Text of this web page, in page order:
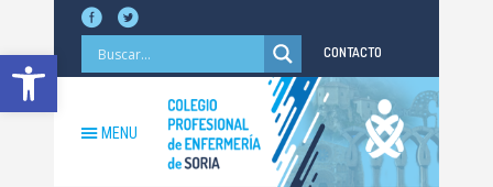
Abrir barra de herramientas CONTACTO
MENU